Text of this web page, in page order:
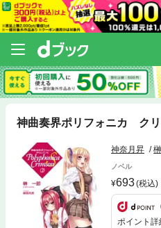
神曲奏界ポリフォニカ クリ
神奈月昇
ノベル
693(税込)
ポイント詳